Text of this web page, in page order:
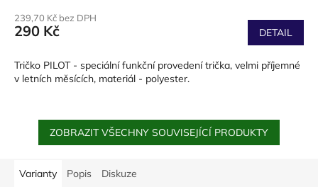
239,70 Kč bez DPH
290 Kč DETAIL
Tričko PILOT - speciální funkční provedení trička, velmi příjemné
v letních měsících, materiál - polyester.
ZOBRAZIT VŠECHNY SOUVISEJÍCÍ PRODUKTY
Varianty Popis Diskuze